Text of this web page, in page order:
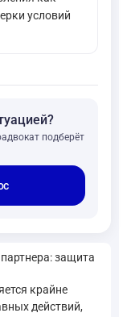
условий
подберёт
защита
крайне
действий,